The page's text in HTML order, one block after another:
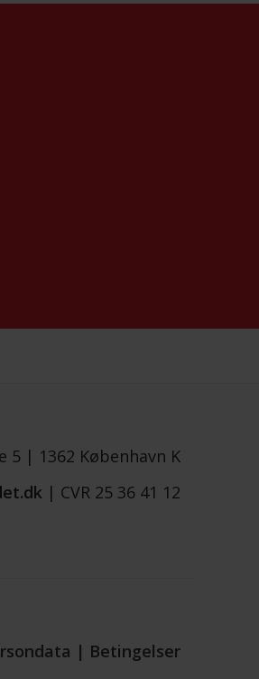
5 | 1362 København K
| CVR 25 36 41 12
| Betingelser